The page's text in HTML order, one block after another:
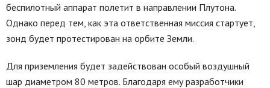
беспилотный аппарат полетит в направлении Плутона.
Однако перед тем, как эта ответственная миссия стартует,
зонд будет протестирован на орбите Земли.
Для приземления будет задействован особый воздушный
шар диаметром 80 метров. Благодаря ему разработчики